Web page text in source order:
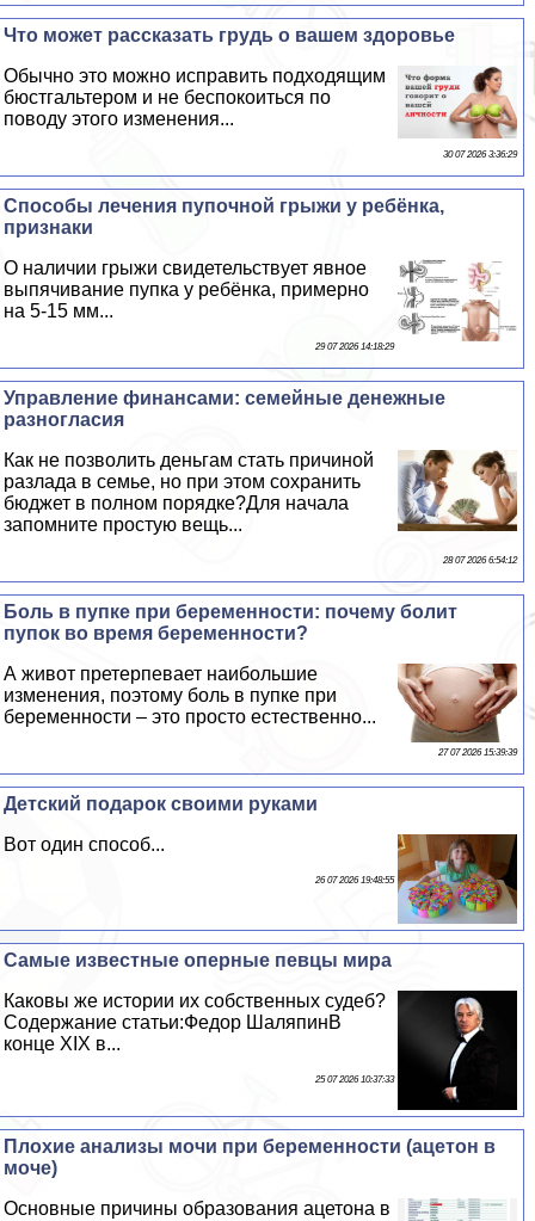
Что может рассказать гpyдь о вашем здоровье
Обычно это можно исправить подходящим
бюcтгальтером и не беспокоиться по
поводу этого изменения...
30 07 2026 3:36:29
Способы лечения пупочной грыжи у ребёнка,
признаки
О наличии грыжи свидетельствует явное
выпячивание пупка у ребёнка, примерно
на 5-15 мм...
29 07 2026 14:18:29
Управление финансами: семейные денежные
разногласия
Как не позволить деньгам стать причиной
разлада в семье, но при этом сохранить
бюджет в полном порядке?Для начала
запомните простую вещь...
28 07 2026 6:54:12
Боль в пупке при беременности: почему болит
пупок во время беременности?
А живот претерпевает наибольшие
изменения, поэтому боль в пупке при
беременности – это просто естественно...
27 07 2026 15:39:39
Детский подарок своими руками
Вот один способ...
26 07 2026 19:48:55
Самые известные оперные певцы мира
Каковы же истории их собственных судеб?
Содержание статьи:Федор ШаляпинВ
конце XIX в...
25 07 2026 10:37:33
Плохие анализы мочи при беременности (ацетон в
моче)
Основные причины образования ацетона в